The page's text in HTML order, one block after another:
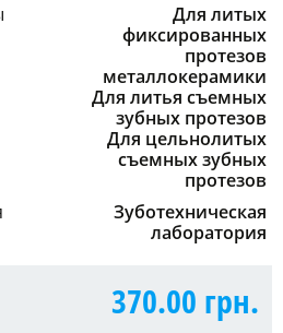
Для литых
фиксированных
протезов
металлокерамики
Для литья съемных
зубных протезов
Для цельнолитых
съемных зубных
протезов
Зуботехническая
лаборатория
370.00 грн.